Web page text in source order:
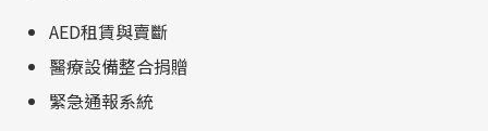
AED租賃與賣斷
醫療設備整合捐贈
緊急通報系統